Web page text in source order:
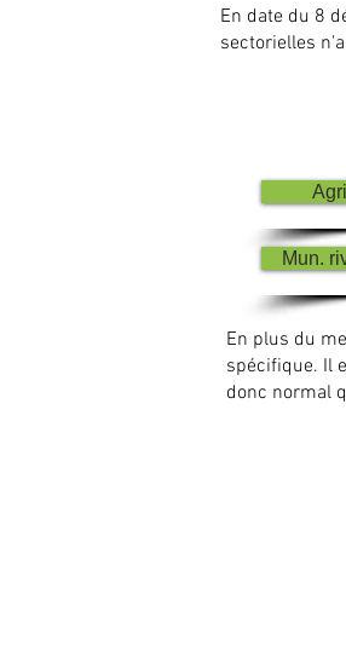
En date du 8
sectorielles
Mun.
En plus du
spécifique. Il
donc normal